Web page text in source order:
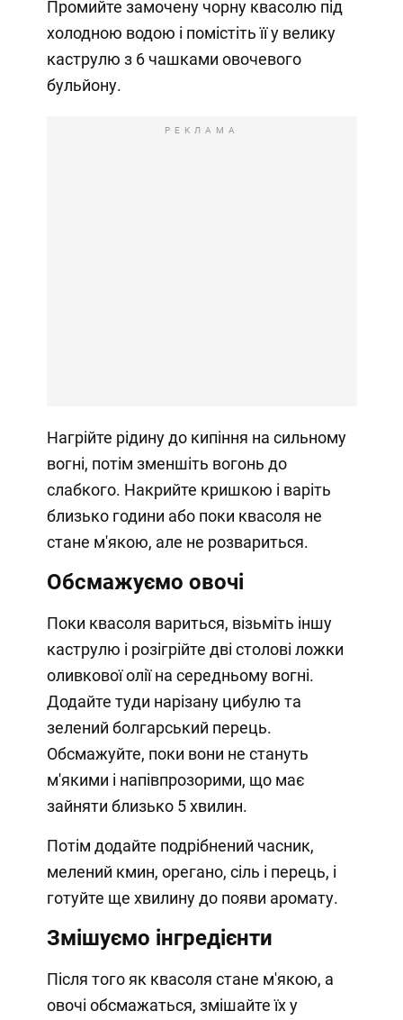
Промийте замочену чорну квасолю під
холодною водою і помістіть її у велику
каструлю з 6 чашками овочевого
бульйону.
РЕКЛАМА
Нагрійте рідину до кипіння на сильному
вогні, потім зменшіть вогонь до
слабкого. Накрийте кришкою і варіть
близько години або поки квасоля не
стане м'якою, але не розвариться.
Обсмажуємо овочі
Поки квасоля вариться, візьміть іншу
каструлю і розігрійте дві столові ложки
оливкової олії на середньому вогні.
Додайте туди нарізану цибулю та
зелений болгарський перець.
Обсмажуйте, поки вони не стануть
м'якими і напівпрозорими, що має
зайняти близько 5 хвилин.
Потім додайте подрібнений часник,
мелений кмин, орегано, сіль і перець, і
готуйте ще хвилину до появи аромату.
Змішуємо інгредієнти
Після того як квасоля стане м'якою, а
овочі обсмажаться, змішайте їх у